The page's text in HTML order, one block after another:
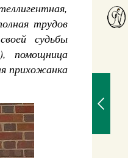
трудов
судьбы
помощница
прихожанка